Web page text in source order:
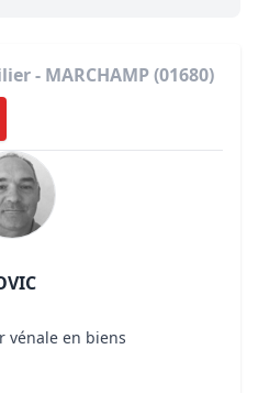
- MARCHAMP (01680)
vénale en biens